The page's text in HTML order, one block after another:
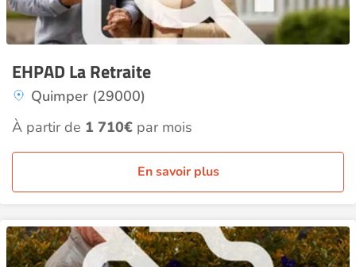
EHPAD La Retraite
Quimper (29000)
À partir de 1 710€ par mois
En savoir plus